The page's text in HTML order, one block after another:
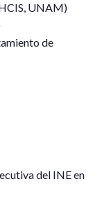
UNAM)
de
del INE en